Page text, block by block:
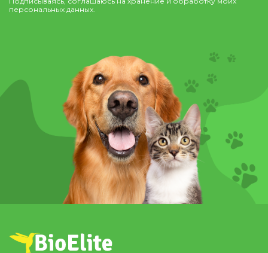
персональных данных.